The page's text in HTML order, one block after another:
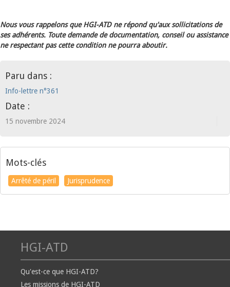
Nous vous rappelons que HGI-ATD ne répond qu'aux sollicitations de
ses adhérents. Toute demande de documentation, conseil ou assistance
ne respectant pas cette condition ne pourra aboutir.
Paru dans :
Info-lettre n°361
Date :
15 novembre 2024
Mots-clés
Arrêté de péril Jurisprudence
HGI-ATD
Qu'est-ce que HGI-ATD?
Les missions de HGI-ATD